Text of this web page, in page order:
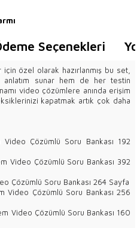
Seçenekleri
için özel olarak hazırlanmış bu set,
anlatım sunar hem de her testin
video çözümlere anında erişim
kapatmak artık çok daha
Video Çözümlü Soru Bankası 192
Video Çözümlü Soru Bankası 392
Çözümlü Soru Bankası 264 Sayfa
Video Çözümlü Soru Bankası 256
Video Çözümlü Soru Bankası 160